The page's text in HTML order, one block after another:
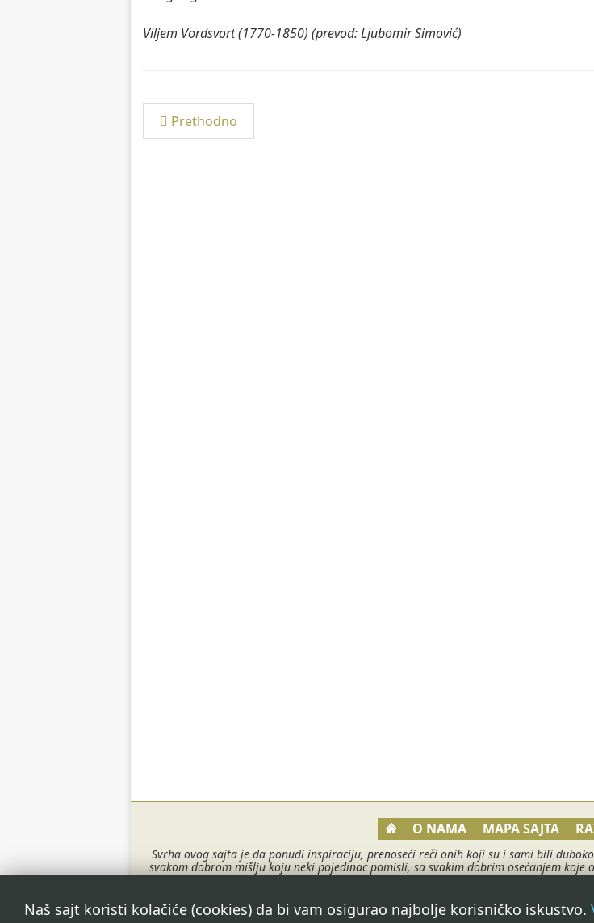
Viljem Vordsvort (1770-1850) (prevod: Ljubomir Simović)
Prethodno
O NAMA MAPA SAJTA
Svrha ovog sajta je da ponudi inspiraciju, prenoseći reči onih koji su i sami bili
svakom dobrom mišlju koju neki pojedinac pomisli, sa svakim dobrim osećanjem
to je upravo ono što svi želimo i što nam svima treba. O
Copyright 2010 - 2017 ©Biseri mudrosti. Sva
Naš sajt koristi kolačiće (cookies) da bi vam osigurao najbolje korisničko iskustvo.